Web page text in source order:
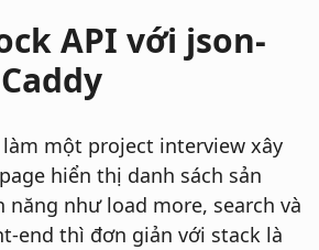
API với json-
một project interview xây
hiển thị danh sách sản
năng như load more, search và
end thì đơn giản với stack là